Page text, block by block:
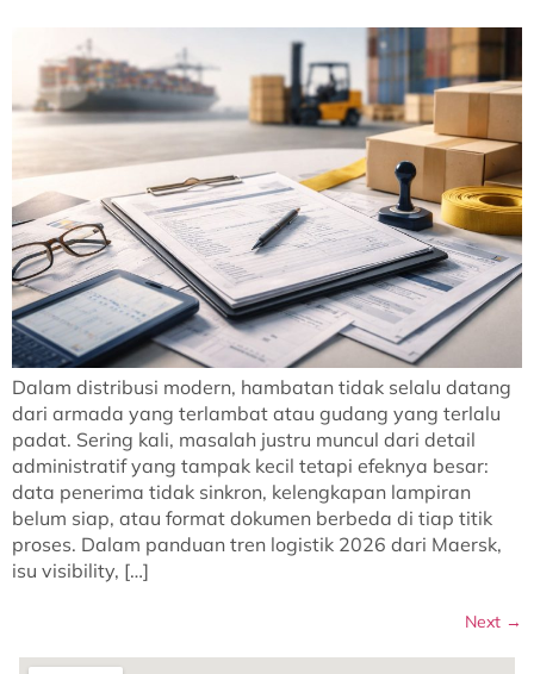
Dalam distribusi modern, hambatan tidak selalu datang
dari armada yang terlambat atau gudang yang terlalu
padat. Sering kali, masalah justru muncul dari detail
administratif yang tampak kecil tetapi efeknya besar:
data penerima tidak sinkron, kelengkapan lampiran
belum siap, atau format dokumen berbeda di tiap titik
proses. Dalam panduan tren logistik 2026 dari Maersk,
isu visibility, […]
Next →